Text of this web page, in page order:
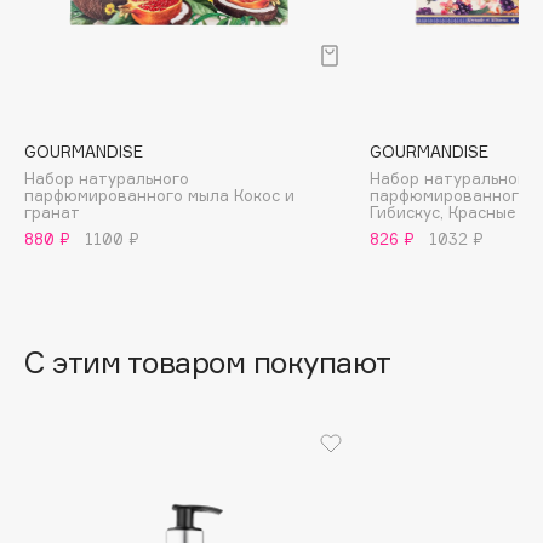
Banderas
Basicare
Batiste
beautyblender
GOURMANDISE
Набор натурального
парфюмированного мыла Кокос и
гранат
880 ₽
1100 ₽
GOURMANDISE
Набор натурального
парфюмированного
Гибискус, Красные
826 ₽
1032 ₽
С этим товаром покупают